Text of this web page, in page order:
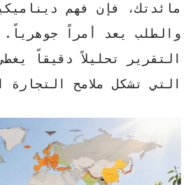
مائدتك، فإن فهم
والطلب يعد أمراً جوهرياً.
التقرير تحليلاً دقيقاً
التي تشكل ملامح التجارة